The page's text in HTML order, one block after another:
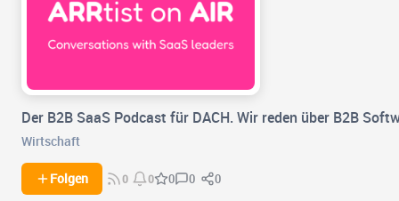
Der B2B SaaS Podcast für DACH. Wir reden über B2B
Wirtschaft
Folgen 0 0 0 0 0